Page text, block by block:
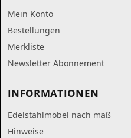
Mein Konto
Bestellungen
Merkliste
Newsletter Abonnement
INFORMATIONEN
Edelstahlmöbel nach maß
Hinweise